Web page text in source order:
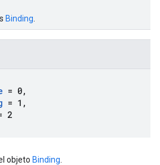
Binding
= 0,
= 1 ,
2
objeto Binding